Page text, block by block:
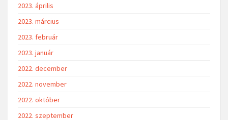
2023. április
2023. március
2023. február
2023. január
2022. december
2022. november
2022. október
2022. szeptember